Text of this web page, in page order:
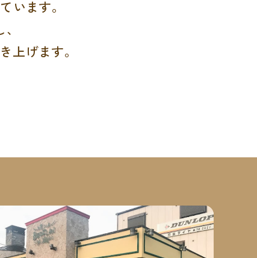
います。
上げます。